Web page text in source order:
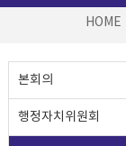
HOME
본회의
행정자치위원회